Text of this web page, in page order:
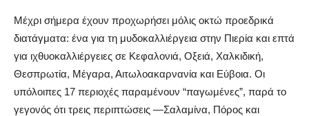
Μέχρι σήμερα έχουν προχωρήσει μόλις οκτώ προεδρικά
διατάγματα: ένα για τη μυδοκαλλιέργεια στην Πιερία και επτά
για ιχθυοκαλλιέργειες σε Κεφαλονιά, Οξειά, Χαλκιδική,
Θεσπρωτία, Μέγαρα, Αιτωλοακαρνανία και Εύβοια. Οι
υπόλοιπες 17 περιοχές παραμένουν “παγωμένες”, παρά το
γεγονός ότι τρεις περιπτώσεις —Σαλαμίνα, Πόρος και